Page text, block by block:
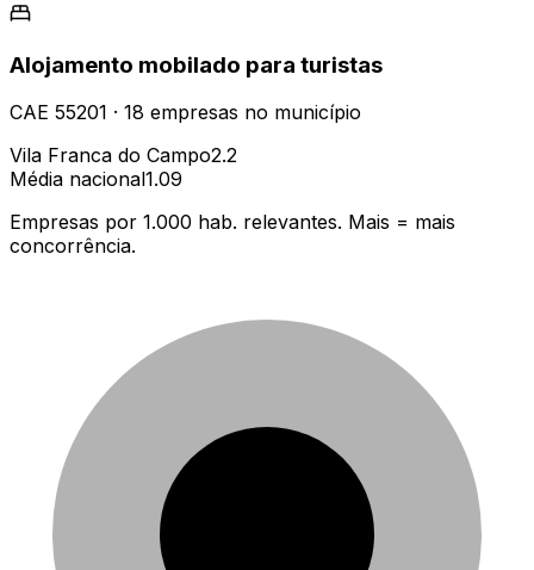
Alojamento mobilado para turistas
CAE 55201 · 18 empresas no município
Vila Franca do Campo2.2
Média nacional1.09
Empresas por 1.000 hab. relevantes. Mais = mais
concorrência.